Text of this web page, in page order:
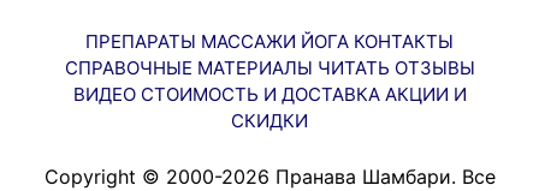
ПРЕПАРАТЫ МАССАЖИ ЙОГА КОНТАКТЫ
СПРАВОЧНЫЕ МАТЕРИАЛЫ ЧИТАТЬ ОТЗЫВЫ
ВИДЕО СТОИМОСТЬ И ДОСТАВКА АКЦИИ И
СКИДКИ
Copyright © 2000-2026 Пранава Шамбари. Все